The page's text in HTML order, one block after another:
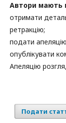
Автори мають
отримати
ретракцію;
подати апеляцію
опублікувати
Апеляцію
Подати